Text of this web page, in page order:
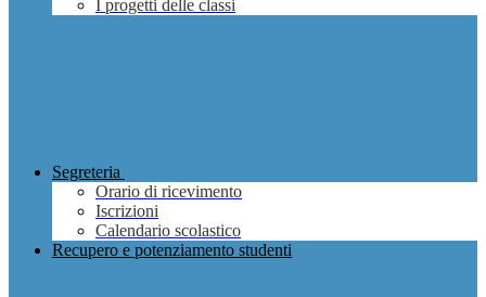
I progetti delle classi
Segreteria
Orario di ricevimento
Iscrizioni
Calendario scolastico
Recupero e potenziamento studenti